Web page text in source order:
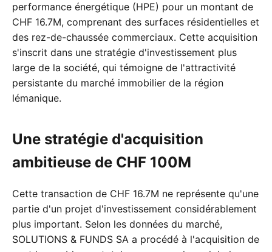
performance énergétique (HPE) pour un montant de
CHF 16.7M, comprenant des surfaces résidentielles et
des rez-de-chaussée commerciaux. Cette acquisition
s'inscrit dans une stratégie d'investissement plus
large de la société, qui témoigne de l'attractivité
persistante du marché immobilier de la région
lémanique.
Une stratégie d'acquisition
ambitieuse de CHF 100M
Cette transaction de CHF 16.7M ne représente qu'une
partie d'un projet d'investissement considérablement
plus important. Selon les données du marché,
SOLUTIONS & FUNDS SA a procédé à l'acquisition de